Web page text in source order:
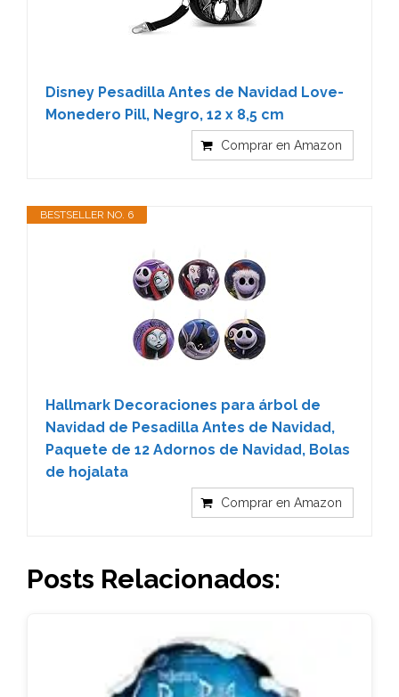
Disney Pesadilla Antes de Navidad Love-
Monedero Pill, Negro, 12 x 8,5 cm
Comprar en Amazon
BESTSELLER NO. 6
Hallmark Decoraciones para árbol de
Navidad de Pesadilla Antes de Navidad,
Paquete de 12 Adornos de Navidad, Bolas
de hojalata
Comprar en Amazon
Posts Relacionados: